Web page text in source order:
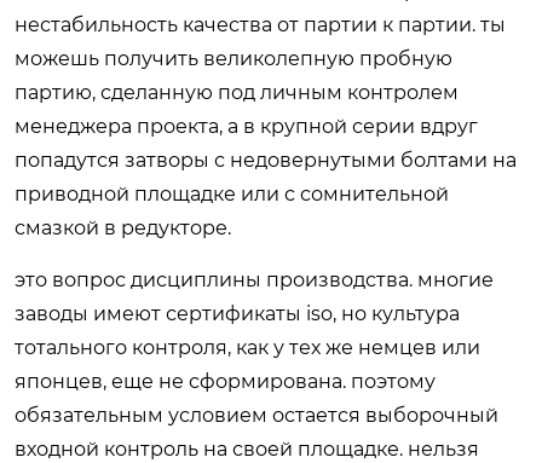
нестабильность качества от партии к партии. ты
можешь получить великолепную пробную
партию, сделанную под личным контролем
менеджера проекта, а в крупной серии вдруг
попадутся затворы с недовернутыми болтами на
приводной площадке или с сомнительной
смазкой в редукторе.
это вопрос дисциплины производства. многие
заводы имеют сертификаты iso, но культура
тотального контроля, как у тех же немцев или
японцев, еще не сформирована. поэтому
обязательным условием остается выборочный
входной контроль на своей площадке. нельзя